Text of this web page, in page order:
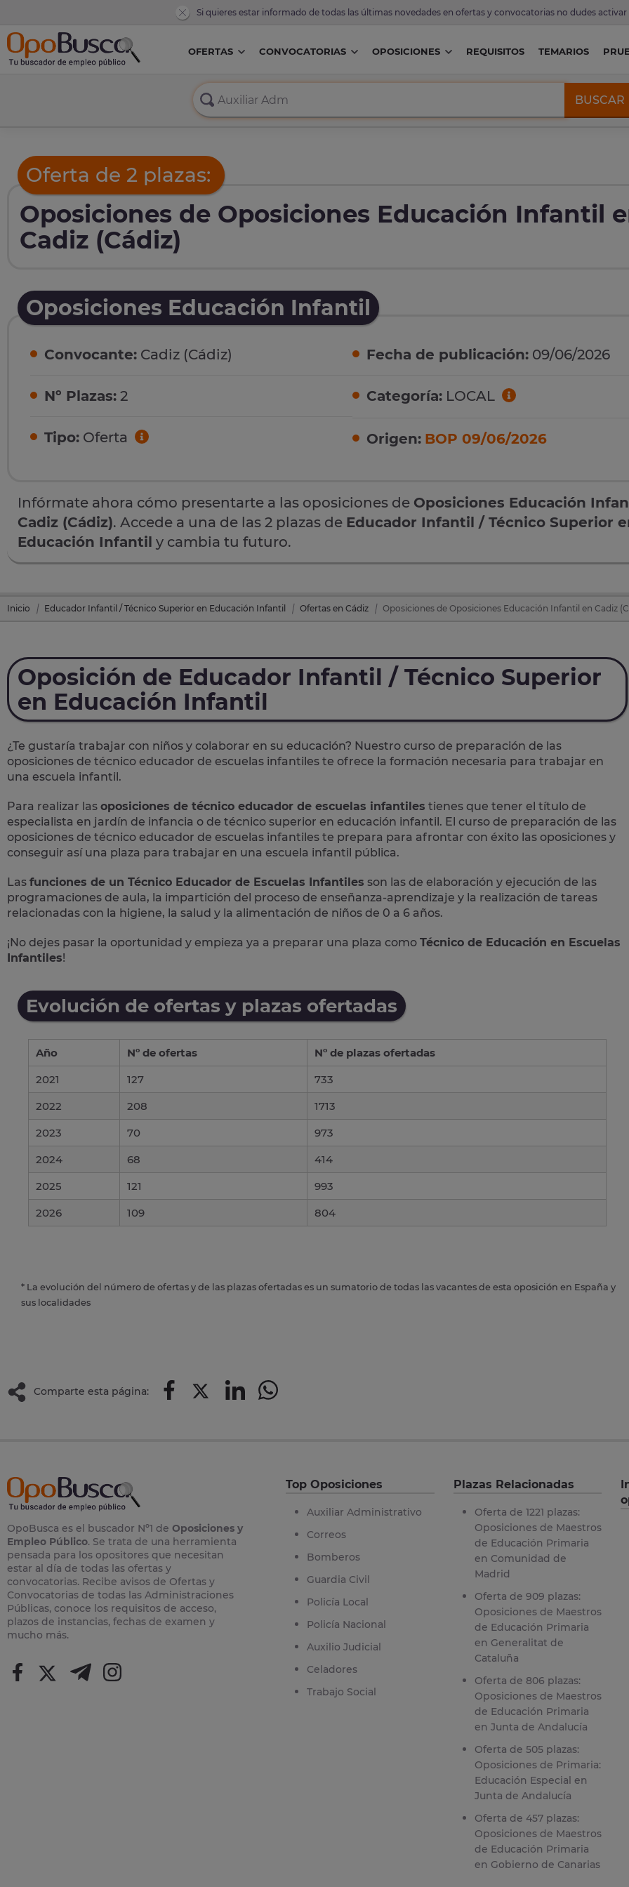
Si quieres estar informado de todas las últimas novedades en ofertas y convocatorias no dudes activar
OFERTAS CONVOCATORIAS OPOSICIONES REQUISITOS TEMARIOS
BUSCAR
Oferta de 2 plazas:
Oposiciones de Oposiciones Educación Infantil
Cadiz (Cádiz)
Oposiciones Educación Infantil
Convocante: Cadiz (Cádiz)
Nº Plazas: 2
Tipo: Oferta
Fecha de publicación: 09/06/2026
Categoría: LOCAL
Origen: BOP 09/06/2026
Infórmate ahora cómo presentarte a las oposiciones de Oposiciones Educación
Cadiz (Cádiz). Accede a una de las 2 plazas de Educador Infantil / Técnico Superior
Educación Infantil y cambia tu futuro.
Inicio Educador Infantil / Técnico Superior en Educación Infantil Ofertas en Cádiz Oposiciones de Oposiciones Educación Infantil en Cadiz
Oposición de Educador Infantil / Técnico Superior
en Educación Infantil
¿Te gustaría trabajar con niños y colaborar en su educación? Nuestro curso de preparación de las
oposiciones de técnico educador de escuelas infantiles te ofrece la formación necesaria para trabajar en
una escuela infantil.
Para realizar las oposiciones de técnico educador de escuelas infantiles tienes que tener el título de
especialista en jardín de infancia o de técnico superior en educación infantil. El curso de preparación de las
oposiciones de técnico educador de escuelas infantiles te prepara para afrontar con éxito las oposiciones y
conseguir así una plaza para trabajar en una escuela infantil pública.
Las funciones de un Técnico Educador de Escuelas Infantiles son las de elaboración y ejecución de las
programaciones de aula, la impartición del proceso de enseñanza-aprendizaje y la realización de tareas
relacionadas con la higiene, la salud y la alimentación de niños de 0 a 6 años.
¡No dejes pasar la oportunidad y empieza ya a preparar una plaza como Técnico de Educación en Escuelas
Infantiles!
Evolución de ofertas y plazas ofertadas
Año Nº de ofertas
Nº de plazas ofertadas
2021
127
733
2022
208
1713
2023
70
973
2024
68
414
2025
121
993
2026
109 804
* La evolución del número de ofertas y de las plazas ofertadas es un sumatorio de todas las vacantes de esta oposición en España y
sus localidades
Comparte esta página:
OpoBusca es el buscador Nº1 de Oposiciones y
Empleo Público. Se trata de una herramienta
pensada para los opositores que necesitan
estar al día de todas las ofertas y
convocatorias. Recibe avisos de Ofertas y
Convocatorias de todas las Administraciones
Públicas, conoce los requisitos de acceso,
plazos de instancias, fechas de examen y
mucho más.
Top Oposiciones
Auxiliar Administrativo
Correos
Bomberos
Guardia Civil
Policía Local
Policía Nacional
Auxilio Judicial
Celadores
Trabajo Social
Plazas Relacionadas
Oferta de 1221 plazas:
Oposiciones de Maestros
de Educación Primaria
en Comunidad de
Madrid
Oferta de 909 plazas:
Oposiciones de Maestros
de Educación Primaria
en Generalitat de
Cataluña
Oferta de 806 plazas:
Oposiciones de Maestros
de Educación Primaria
en Junta de Andalucía
Oferta de 505 plazas:
Oposiciones de Primaria:
Educación Especial en
Junta de Andalucía
Oferta de 457 plazas:
Oposiciones de Maestros
de Educación Primaria
en Gobierno de Canarias